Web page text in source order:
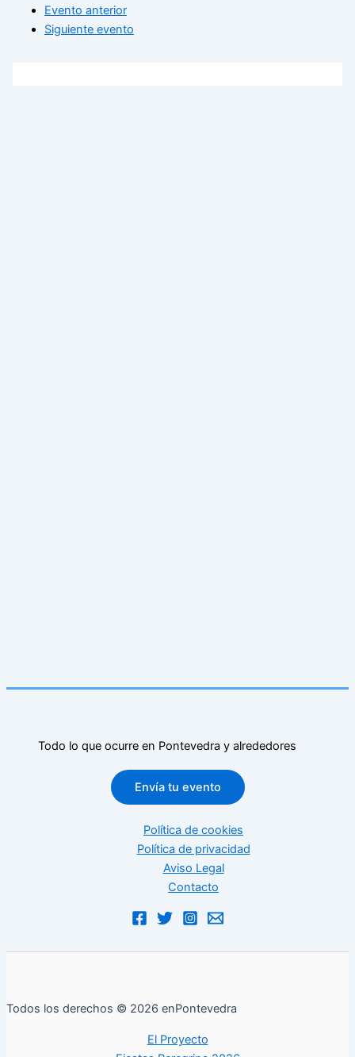
Evento anterior
Siguiente evento
Todo lo que ocurre en Pontevedra y alrededores
Envía tu evento
Política de cookies
Política de privacidad
Aviso Legal
Contacto
Todos los derechos © 2026 enPontevedra
El Proyecto